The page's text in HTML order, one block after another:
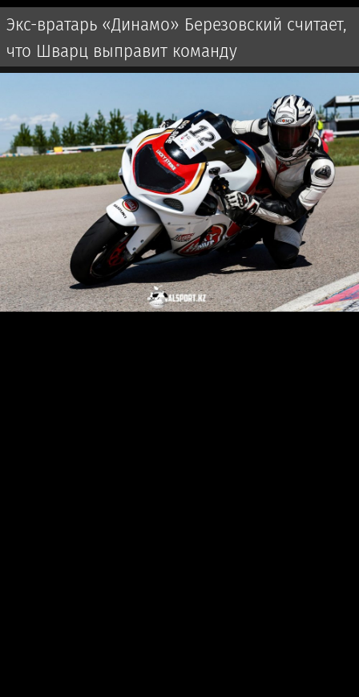
Экс-вратарь «Динамо» Березовский считает,
что Шварц выправит команду